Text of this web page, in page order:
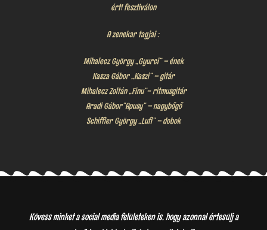
ért! fesztiválon
A zenekar tagjai :
Mihalecz György „Gyurci” – ének
Kasza Gábor „Kaszi” – gitár
Mihalecz Zoltán „Finu”- ritmusgitár
Aradi Gábor”Apusy” – nagybőgő
Schiffler György „Lufi” – dobok
Kövess minket a social media felületeken is, hogy azonnal értesülj a